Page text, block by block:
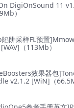
DigiOnSound 11
）
陷阱采样FL预置
（113Mb）
效果器包
v2.1.2 [WiN]（